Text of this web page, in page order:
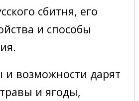
сбитня, его
и способы
и возможности дарят
и ягоды,